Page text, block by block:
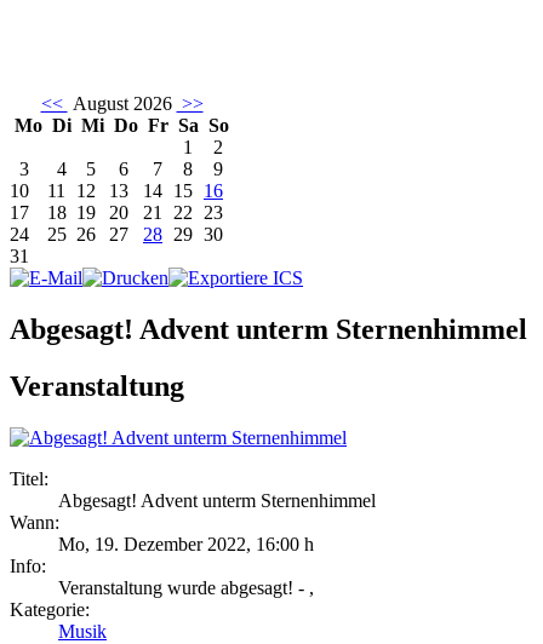
<< August 2026 >>
Mo Di Mi Do Fr Sa So
1
2
3
4 5 6 7 8
9
10
11 12 13 14 15 16
17
18 19 20 21 22 23
24
25 26 27 28 29 30
31
Abgesagt! Advent unterm Sternenhimmel
Veranstaltung
Titel:
Abgesagt! Advent unterm Sternenhimmel
Wann:
Mo, 19. Dezember 2022, 16:00 h
Info:
Veranstaltung wurde abgesagt! - ,
Kategorie:
Musik